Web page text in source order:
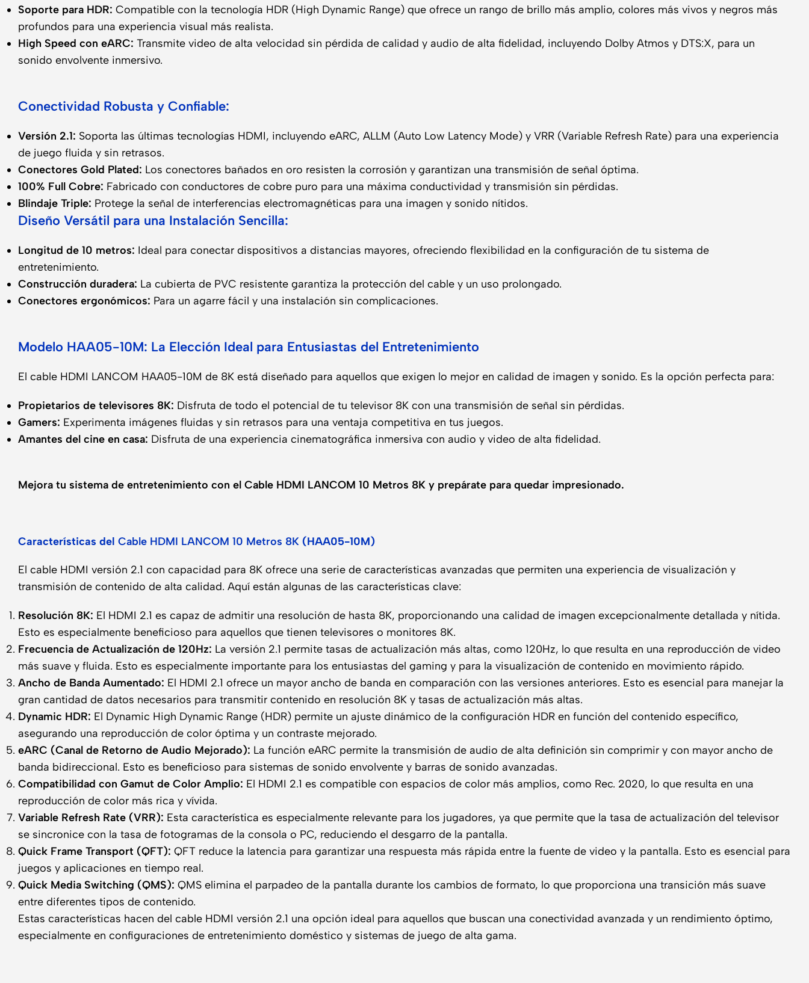
Soporte para HDR: Compatible con la tecnología HDR (High Dynamic Range) que ofrece un rango de brillo más amplio, colores más vivos y negros más
profundos para una experiencia visual más realista.
High Speed con eARC: Transmite video de alta velocidad sin pérdida de calidad y audio de alta fidelidad, incluyendo Dolby Atmos y DTS:X, para un
sonido envolvente inmersivo.
Conectividad Robusta y Confiable:
Versión 2.1: Soporta las últimas tecnologías HDMI, incluyendo eARC, ALLM (Auto Low Latency Mode) y VRR (Variable Refresh Rate) para una experiencia
de juego fluida y sin retrasos.
Conectores Gold Plated: Los conectores bañados en oro resisten la corrosión y garantizan una transmisión de señal óptima.
100% Full Cobre: Fabricado con conductores de cobre puro para una máxima conductividad y transmisión sin pérdidas.
Blindaje Triple: Protege la señal de interferencias electromagnéticas para una imagen y sonido nítidos.
Diseño Versátil para una Instalación Sencilla:
Longitud de 10 metros: Ideal para conectar dispositivos a distancias mayores, ofreciendo flexibilidad en la configuración de tu sistema de
entretenimiento.
Construcción duradera: La cubierta de PVC resistente garantiza la protección del cable y un uso prolongado.
Conectores ergonómicos: Para un agarre fácil y una instalación sin complicaciones.
Modelo HAA05-10M: La Elección Ideal para Entusiastas del Entretenimiento
El cable HDMI LANCOM HAA05-10M de 8K está diseñado para aquellos que exigen lo mejor en calidad de imagen y sonido. Es la opción perfecta para:
Propietarios de televisores 8K: Disfruta de todo el potencial de tu televisor 8K con una transmisión de señal sin pérdidas.
Gamers: Experimenta imágenes fluidas y sin retrasos para una ventaja competitiva en tus juegos.
Amantes del cine en casa: Disfruta de una experiencia cinematográfica inmersiva con audio y video de alta fidelidad.
Mejora tu sistema de entretenimiento con el Cable HDMI LANCOM 10 Metros 8K y prepárate para quedar impresionado.
Características del Cable HDMI LANCOM 10 Metros 8K (HAA05-10M)
El cable HDMI versión 2.1 con capacidad para 8K ofrece una serie de características avanzadas que permiten una experiencia de visualización y
transmisión de contenido de alta calidad. Aquí están algunas de las características clave:
Resolución 8K: El HDMI 2.1 es capaz de admitir una resolución de hasta 8K, proporcionando una calidad de imagen excepcionalmente detallada y nítida.
Esto es especialmente beneficioso para aquellos que tienen televisores o monitores 8K.
Frecuencia de Actualización de 120Hz: La versión 2.1 permite tasas de actualización más altas, como 120Hz, lo que resulta en una reproducción de video
más suave y fluida. Esto es especialmente importante para los entusiastas del gaming y para la visualización de contenido en movimiento rápido.
Ancho de Banda Aumentado: El HDMI 2.1 ofrece un mayor ancho de banda en comparación con las versiones anteriores. Esto es esencial para manejar la
gran cantidad de datos necesarios para transmitir contenido en resolución 8K y tasas de actualización más altas.
Dynamic HDR: El Dynamic High Dynamic Range (HDR) permite un ajuste dinámico de la configuración HDR en función del contenido específico,
asegurando una reproducción de color óptima y un contraste mejorado.
eARC (Canal de Retorno de Audio Mejorado): La función eARC permite la transmisión de audio de alta definición sin comprimir y con mayor ancho de
banda bidireccional. Esto es beneficioso para sistemas de sonido envolvente y barras de sonido avanzadas.
Compatibilidad con Gamut de Color Amplio: El HDMI 2.1 es compatible con espacios de color más amplios, como Rec. 2020, lo que resulta en una
reproducción de color más rica y vívida.
Variable Refresh Rate (VRR): Esta característica es especialmente relevante para los jugadores, ya que permite que la tasa de actualización del televisor
se sincronice con la tasa de fotogramas de la consola o PC, reduciendo el desgarro de la pantalla.
Quick Frame Transport (QFT): QFT reduce la latencia para garantizar una respuesta más rápida entre la fuente de video y la pantalla. Esto es esencial para
juegos y aplicaciones en tiempo real.
Quick Media Switching (QMS): QMS elimina el parpadeo de la pantalla durante los cambios de formato, lo que proporciona una transición más suave
entre diferentes tipos de contenido.
Estas características hacen del cable HDMI versión 2.1 una opción ideal para aquellos que buscan una conectividad avanzada y un rendimiento óptimo,
especialmente en configuraciones de entretenimiento doméstico y sistemas de juego de alta gama.